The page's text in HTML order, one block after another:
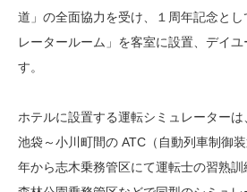
道」の全面協力を受け、１周年記念とし
レータールーム」を客室に設置、デイ
す。
ホテルに設置する運転シミュレーター
池袋～小川町間の ATC（自動列車制御
年から志木乗務管区にて運転士の習熟